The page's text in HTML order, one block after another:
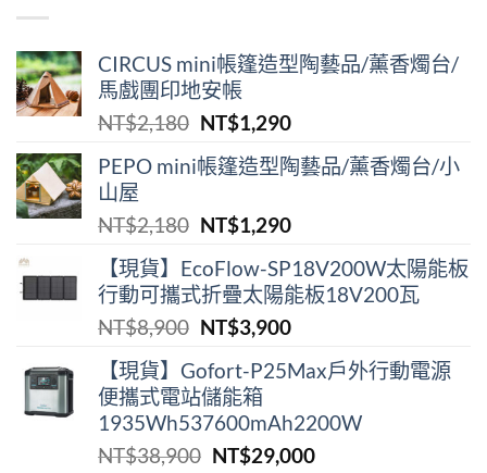
CIRCUS mini帳篷造型陶藝品/薰香燭台/
馬戲團印地安帳
NT$2,180 原
價
NT$2,180。
NT$1,290目
價
NT$1,290。
PEPO mini帳篷造型陶藝品/薰香燭台/小
山屋
NT$2,180 原
價
格：
NT$2,180。
NT$1,290目
價
格：
NT$1,290。
【現貨】EcoFlow-SP18V200W太陽能板
行動可攜式折疊太陽能板18V200瓦
NT$8,900 原
價
格：
NT$8,900。
NT$3,900目
價
NT$3,900。
【現貨】Gofort-P25Max戶外行動電源
便攜式電站儲能箱
1935Wh537600mAh2200W
NT$38,900 原
NT$29,000目